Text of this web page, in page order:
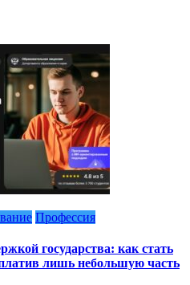
Профессия
государства: как стать
лишь небольшую часть